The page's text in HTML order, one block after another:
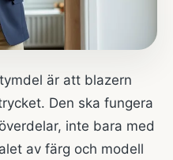
är att blazern
Den ska fungera
inte bara med
av färg och modell